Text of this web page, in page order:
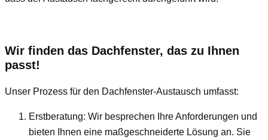
Wir finden das Dachfenster, das zu Ihnen
passt!
Unser Prozess für den Dachfenster-Austausch umfasst:
Erstberatung: Wir besprechen Ihre Anforderungen und
bieten Ihnen eine maßgeschneiderte Lösung an. Sie